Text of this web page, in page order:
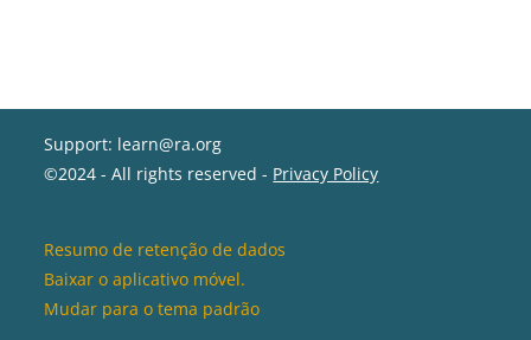
Support: learn@ra.org
©2024 - All rights reserved - Privacy Policy
Resumo de retenção de dados
Baixar o aplicativo móvel.
Mudar para o tema padrão